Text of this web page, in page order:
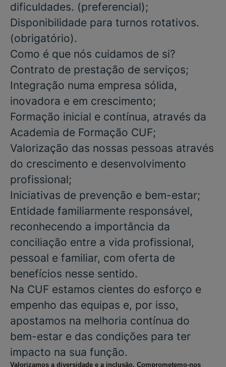
dificuldades. (preferencial);
Disponibilidade para turnos rotativos.
(obrigatório).
Como é que nós cuidamos de si?
Contrato de prestação de serviços;
Integração numa empresa sólida,
inovadora e em crescimento;
Formação inicial e contínua, através da
Academia de Formação CUF;
Valorização das nossas pessoas através
do crescimento e desenvolvimento
profissional;
Iniciativas de prevenção e bem-estar;
Entidade familiarmente responsável,
reconhecendo a importância da
conciliação entre a vida profissional,
pessoal e familiar, com oferta de
benefícios nesse sentido.
Na CUF estamos cientes do esforço e
empenho das equipas e, por isso,
apostamos na melhoria contínua do
bem-estar e das condições para ter
impacto na sua função.
Valorizamos a diversidade e a inclusão. Comprometemo-nos